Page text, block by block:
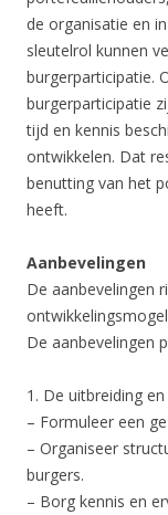
de organisatie en
sleutelrol kunnen
burgerparticipatie.
burgerparticipatie
tijd en kennis
ontwikkelen. Dat
benutting van het
heeft.
Aanbevelingen
De aanbevelingen
De aanbevelingen
1. De uitbreiding
– Formuleer een
– Organiseer
burgers.
– Borg kennis en